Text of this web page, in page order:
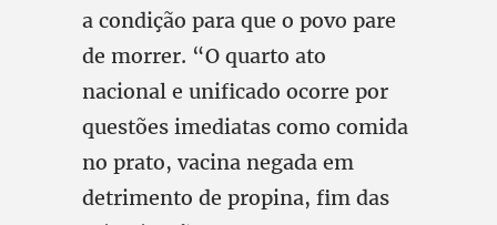
a condição para que o povo pare
de morrer. “O quarto ato
nacional e unificado ocorre por
questões imediatas como comida
no prato, vacina negada em
detrimento de propina, fim das